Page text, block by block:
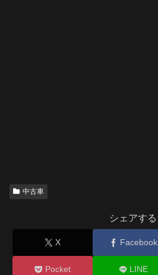
中古車
シェアする
X Facebook
Pocket LINE